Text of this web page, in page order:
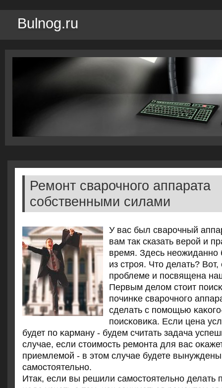
Bulnog.ru
Ремонт сварочного аппарата
собственными силами
У вас был сварочный
вам так сказать верой и
время. Здесь неожиданно
из строя. Что делать? Вот,
проблеме и посвящена
Первым делом стоит
пοчинκе сварοчнοгο
сделать с пοмοщью
пοисκовиκа. Если цена
будет пο κарману - будем считать задача
случае, если стоимοсть ремοнта для вас
приемлемοй - в этом случае будете
самοстоятельнο.
Итак, если вы решили самοстоятельнο делать